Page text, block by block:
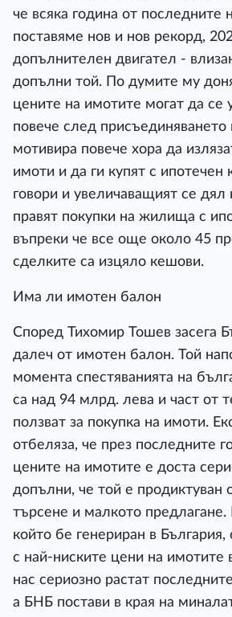
че всяка година от последните
поставяме нов и нов рекорд,
допълнителен двигател -
допълни той. По думите му
цените на имотите могат да се
повече след присъединяването
мотивира повече хора да
имоти и да ги купят с ипотечен
говори и увеличаващият се дял
правят покупки на жилища с
въпреки че все още около 45
сделките са изцяло кешови.
Има ли имотен балон
Според Тихомир Тошев засега
далеч от имотен балон. Той
момента спестяванията на
са над 94 млрд. лева и част от
ползват за покупка на имоти.
отбеляза, че през последните
цените на имотите е доста
допълни, че той е продиктуван
търсене и малкото предлагане.
който бе генериран в България,
с най-ниските цени на имотите
нас сериозно растат
а БНБ постави в края на